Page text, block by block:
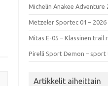
Michelin Anakee Adventure
Metzeler Sportec 01 – 2026
Mitas E-05 – Klassinen trail
Pirelli Sport Demon –
Artikkelit aiheittain